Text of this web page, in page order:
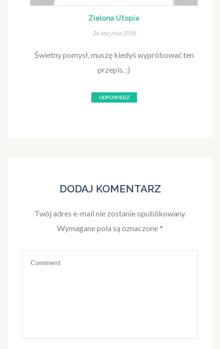
Zielona Utopia
26 stycznia 2018
Świetny pomysł, muszę kiedyś wypróbować ten
przepis. :)
ODPOWIEDZ
DODAJ KOMENTARZ
Twój adres e-mail nie zostanie opublikowany.
Wymagane pola są oznaczone *